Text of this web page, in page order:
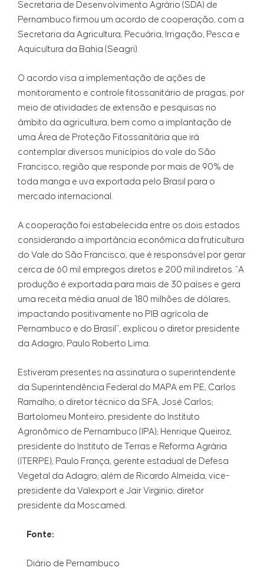
Secretaria de Desenvolvimento Agrário (SDA) de
Pernambuco firmou um acordo de cooperação, com a
Secretaria da Agricultura, Pecuária, Irrigação, Pesca e
Aquicultura da Bahia (Seagri).
O acordo visa a implementação de ações de
monitoramento e controle fitossanitário de pragas, por
meio de atividades de extensão e pesquisas no
âmbito da agricultura, bem como a implantação de
uma Área de Proteção Fitossanitária que irá
contemplar diversos municípios do vale do São
Francisco, região que responde por mais de 90% de
toda manga e uva exportada pelo Brasil para o
mercado internacional.
A cooperação foi estabelecida entre os dois estados
considerando a importância econômica da fruticultura
do Vale do São Francisco, que é responsável por gerar
cerca de 60 mil empregos diretos e 200 mil indiretos. “A
produção é exportada para mais de 30 países e gera
uma receita média anual de 180 milhões de dólares,
impactando positivamente no PIB agrícola de
Pernambuco e do Brasil”, explicou o diretor presidente
da Adagro, Paulo Roberto Lima.
Estiveram presentes na assinatura o superintendente
da Superintendência Federal do MAPA em PE, Carlos
Ramalho; o diretor técnico da SFA, José Carlos;
Bartolomeu Monteiro, presidente do Instituto
Agronômico de Pernambuco (IPA); Henrique Queiroz,
presidente do Instituto de Terras e Reforma Agrária
(ITERPE); Paulo França, gerente estadual de Defesa
Vegetal da Adagro; além de Ricardo Almeida, vice-
presidente da Valexport e Jair Virginio, diretor
presidente da Moscamed.
Fonte:
Diário de Pernambuco